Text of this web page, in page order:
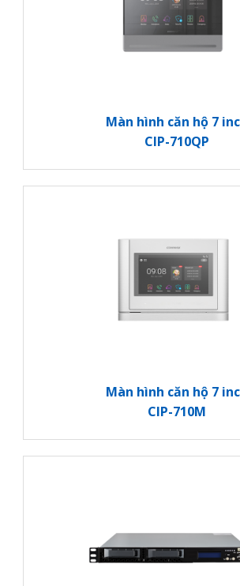
Màn hình căn hộ 7
CIP-710QP
Màn hình căn hộ 7
CIP-710M